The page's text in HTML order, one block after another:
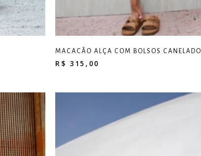
MACACÃO ALÇA COM BOLSOS CANELADO
R$ 315,00